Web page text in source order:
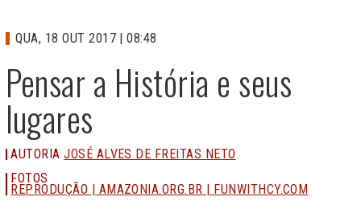
Pensar a História e seus
lugares
QUA, 18 OUT 2017 | 08:48
AUTORIA JOSÉ ALVES DE FREITAS NETO
FOTOS
REPRODUÇÃO | AMAZONIA.ORG.BR | FUNWITHCY.COM